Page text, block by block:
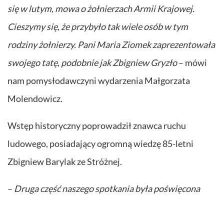
się w lutym, mowa o żołnierzach Armii Krajowej.
Cieszymy się, że przybyło tak wiele osób w tym
rodziny żołnierzy. Pani Maria Ziomek zaprezentowała
swojego tatę, podobnie jak Zbigniew Gryzło– mówi
nam pomysłodawczyni wydarzenia Małgorzata
Molendowicz.
Wstęp historyczny poprowadził znawca ruchu
ludowego, posiadający ogromną wiedzę 85-letni
Zbigniew Barylak ze Stróżnej.
– Druga część naszego spotkania była poświęcona